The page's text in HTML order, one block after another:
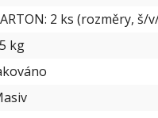
2 ks (rozměry, š/
kg